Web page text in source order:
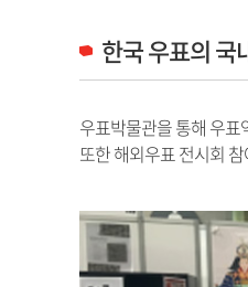
한국 우표의 국
우표박물관을 통해 우
또한 해외우표 전시회